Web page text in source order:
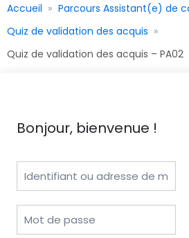
Accueil
Parcours Assistant(e) de
Quiz de validation des acquis
Quiz de validation des acquis – PA02
Bonjour, bienvenue !